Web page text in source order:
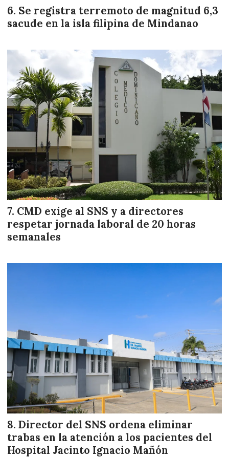
Se registra terremoto de magnitud 6,3
sacude en la isla filipina de Mindanao
CMD exige al SNS y a directores
respetar jornada laboral de 20 horas
semanales
Director del SNS ordena eliminar
trabas en la atención a los pacientes del
Hospital Jacinto Ignacio Mañón